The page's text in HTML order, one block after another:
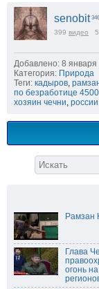
senobit
399 видео
Добавлено: 8
Категория: Природа
Теги: кадыров
по безработице
хозяин чечни
Рамзан
Глава
огонь